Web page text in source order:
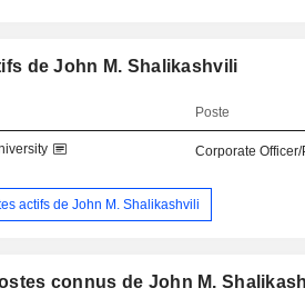
de John M. Shalikashvili
Poste
Corporate Officer/
actifs de John M. Shalikashvili
connus de John M.